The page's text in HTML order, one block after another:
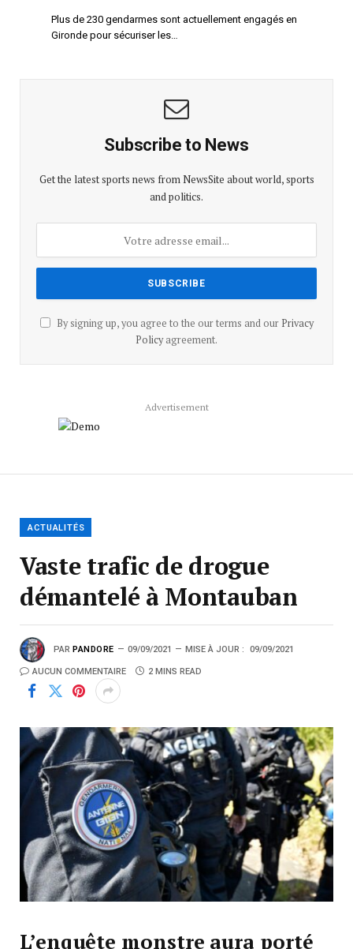
Plus de 230 gendarmes sont actuellement engagés en
Gironde pour sécuriser les…
Subscribe to News
Get the latest sports news from NewsSite about world, sports
and politics.
By signing up, you agree to the our terms and our Privacy
Policyagreement.
Advertisement
ACTUALITÉS
Vaste trafic de drogue
démantelé à Montauban
PAR PANDORE 09/09/2021 MISE À JOUR : 09/09/2021
AUCUN COMMENTAIRE 2 MINS READ
L’enquête monstre aura porté